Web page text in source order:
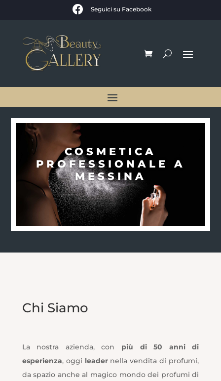
 Seguici su Facebook
COSMETICA
PROFESSIONALE A
MESSINA
Chi Siamo
La nostra azienda, con più di 50 anni di
esperienza, oggi leadernella vendita di profumi,
da spazio anche al magico mondo dei profumi di